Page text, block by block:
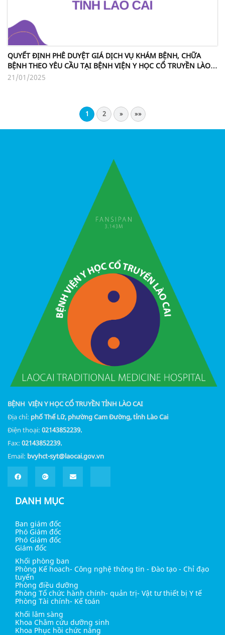
QUYẾT ĐỊNH PHÊ DUYỆT GIÁ DỊCH VỤ KHÁM BỆNH, CHỮA
BỆNH THEO YÊU CẦU TẠI BỆNH VIỆN Y HỌC CỔ TRUYỀN LÀO
CAI
21/01/2025
1 2 » »»
BỆNH VIỆN Y HỌC CỔ TRUYỀN TỈNH LÀO CAI
Địa chỉ: phố Thế Lữ, phường Cam Đường, tỉnh Lào Cai
Điện thoại: 02143852239.
Fax: 02143852239.
Email: bvyhct-syt@laocai.gov.vn
DANH MỤC
Ban giám đốc
Phó Giám đốc
Phó Giám đốc
Giám đốc
Khối phòng ban
Phòng Kế hoach- Công nghệ thông tin - Đào tạo - Chỉ đạo
tuyến
Phòng điều dưỡng
Phòng Tổ chức hành chính- quản trị- Vật tư thiết bị Y tế
Phòng Tài chính- Kế toán
Khối lâm sàng
Khoa Châm cứu dưỡng sinh
Khoa Phục hồi chức năng